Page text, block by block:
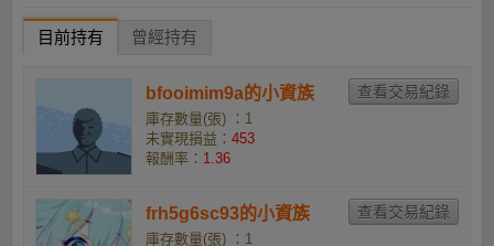
目前持有 曾經持有
bfooimim9a的小資族
庫存數量(張) ：1
未實現損益： 453
報酬率： 1.36
frh5g6sc93的小資族
庫存數量(張) ：1